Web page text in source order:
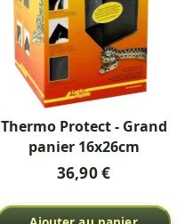
Thermo Protect - Grand
panier 16x26cm
36,90 €